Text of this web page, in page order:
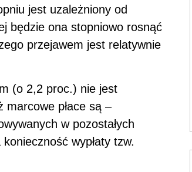
jest uzależniony od
będzie ona stopniowo rosnąć
przejawem jest relatywnie
(o 2,2 proc.) nie jest
płace są –
w pozostałych
wypłaty tzw.